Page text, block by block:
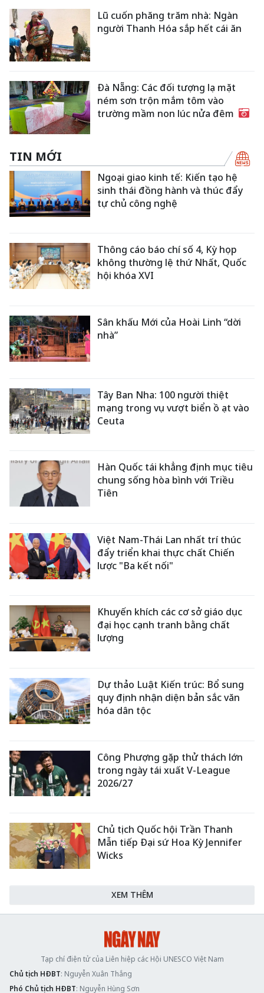
Lũ cuốn phăng trăm nhà: Ngàn
người Thanh Hóa sắp hết cái ăn
Đà Nẵng: Các đối tượng lạ mặt
ném sơn trộn mắm tôm vào
trường mầm non lúc nửa đêm
TIN MỚI
Ngoại giao kinh tế: Kiến tạo hệ
sinh thái đồng hành và thúc đẩy
tự chủ công nghệ
Thông cáo báo chí số 4, Kỳ họp
không thường lệ thứ Nhất, Quốc
hội khóa XVI
Sân khấu Mới của Hoài Linh “dời
nhà”
Tây Ban Nha: 100 người thiệt
mạng trong vụ vượt biển ồ ạt vào
Ceuta
Hàn Quốc tái khẳng định mục tiêu
chung sống hòa bình với Triều
Tiên
Việt Nam-Thái Lan nhất trí thúc
đẩy triển khai thực chất Chiến
lược "Ba kết nối"
Khuyến khích các cơ sở giáo dục
đại học cạnh tranh bằng chất
lượng
Dự thảo Luật Kiến trúc: Bổ sung
quy định nhận diện bản sắc văn
hóa dân tộc
Công Phượng gặp thử thách lớn
trong ngày tái xuất V-League
2026/27
Chủ tịch Quốc hội Trần Thanh
Mẫn tiếp Đại sứ Hoa Kỳ Jennifer
Wicks
XEM THÊM
Tạp chí điện tử của Liên hiệp các Hội UNESCO Việt Nam
Chủ tịch HĐBT: Nguyễn Xuân Thắng
Phó Chủ tịch HĐBT: Nguyễn Hùng Sơn